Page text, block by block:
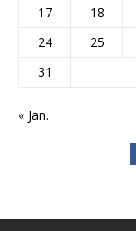
17
18
24
25
31
« Jan.